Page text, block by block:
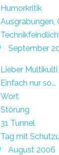
Humorkritik
Ausgrabungen,
September
Lieber Multikulti
Einfach nur so...
Wort
Störung
31 Tunnel
Tag mit
August 2006